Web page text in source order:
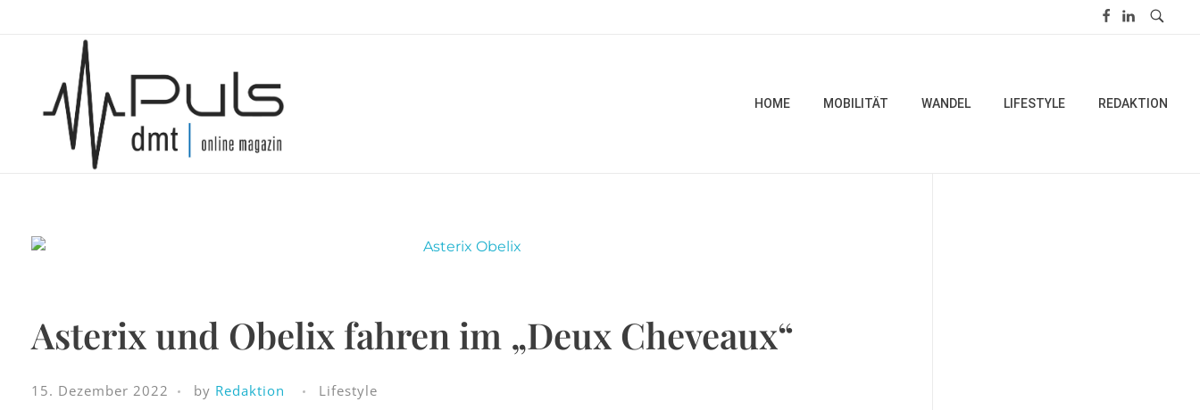
Puls Magazin
Zukunft der Mobilität
HOME MOBILITÄT WANDEL LIFESTYLE REDAKTION
Asterix und Obelix fahren im „Deux Cheveaux“
15. Dezember 2022 by Redaktion Lifestyle